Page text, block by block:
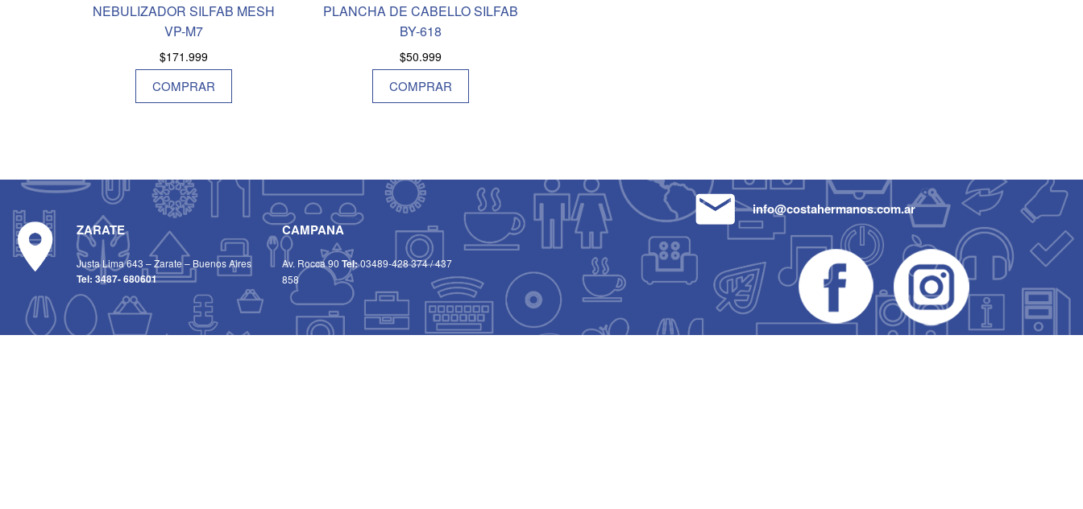
NEBULIZADOR SILFAB MESH
VP-M7
$171.999
COMPRAR
PLANCHA DE CABELLO SILFAB
BY-618
$50.999
COMPRAR
ZARATE
Justa Lima 643 – Zarate – Buenos Aires
Tel: 3487- 680601
CAMPANA
Av. Rocca 90Tel:03489-428 374/437
858
info@costahermanos.com.ar